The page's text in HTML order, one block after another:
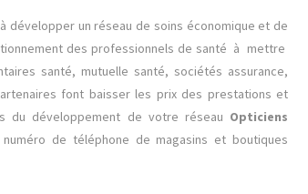
développer un réseau de soins économique et de
des professionnels de santé à mettre
santé, mutuelle santé, sociétés assurance,
font baisser les prix des prestations et
du développement de votre réseau Opticiens
de téléphone de magasins et boutiques